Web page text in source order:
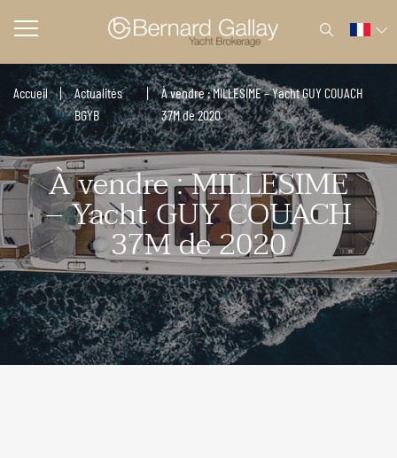
Accueil
Actualités
BGYB
À vendre : MILLESIME – Yacht GUY COUACH
37M de 2020
À vendre : MILLESIME
– Yacht GUY COUACH
37M de 2020